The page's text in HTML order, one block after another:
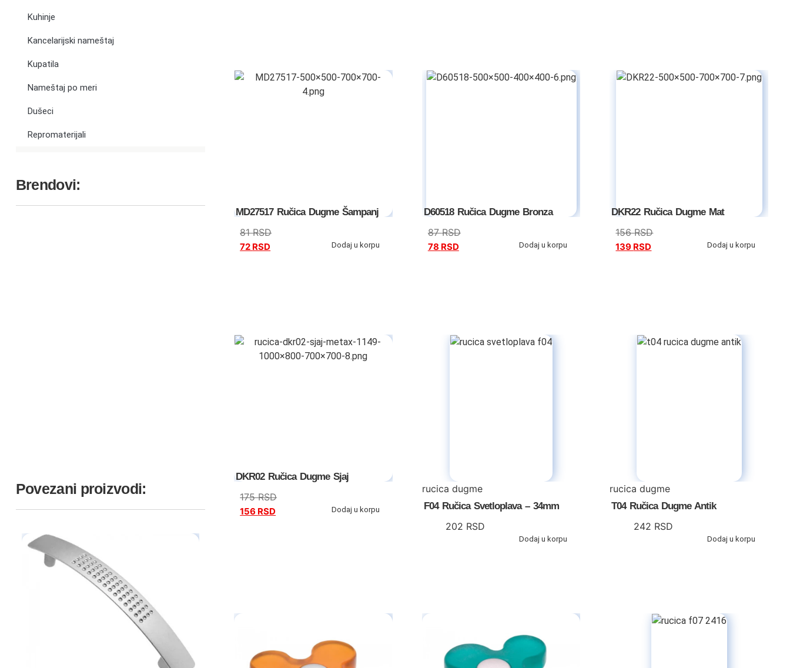
Kuhinje
Kancelarijski nameštaj
Kupatila
Nameštaj po meri
Dušeci
Repromaterijali
Brendovi:
Povezani proizvodi:
MD27517 Ručica Dugme Šampanj
81RSD
72 RSD Dodaj u korpu
D60518 Ručica Dugme Bronza
87RSD
78 RSD Dodaj u korpu
DKR22 Ručica Dugme Mat
156RSD
139 RSD Dodaj u korpu
DKR02 Ručica Dugme Sjaj
175RSD
156 RSD Dodaj u korpu
rucica dugme
F04 Ručica Svetloplava – 34mm
202 RSD
Dodaj u korpu
rucica dugme
T04 Ručica Dugme Antik
242 RSD
Dodaj u korpu